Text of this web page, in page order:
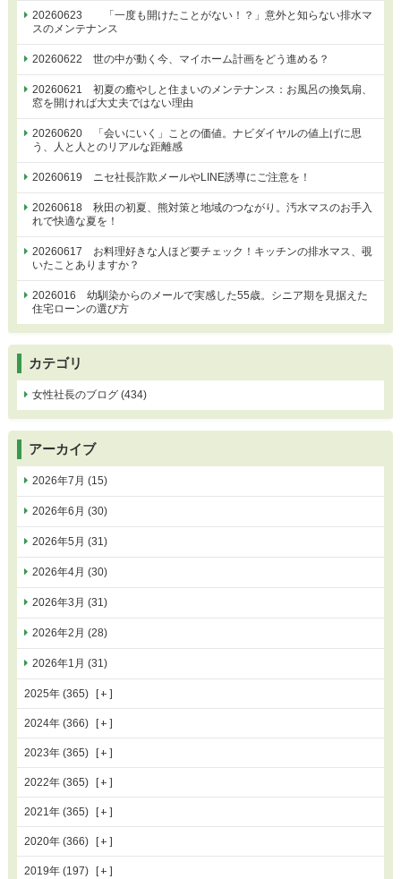
20260623 「一度も開けたことがない！？」意外と知らない排水マ
スのメンテナンス
20260622 世の中が動く今、マイホーム計画をどう進める？
20260621 初夏の癒やしと住まいのメンテナンス：お風呂の換気扇、
窓を開ければ大丈夫ではない理由
20260620 「会いにいく」ことの価値。ナビダイヤルの値上げに思
う、人と人とのリアルな距離感
20260619 ニセ社長詐欺メールやLINE誘導にご注意を！
20260618 秋田の初夏、熊対策と地域のつながり。汚水マスのお手入
れで快適な夏を！
20260617 お料理好きな人ほど要チェック！キッチンの排水マス、覗
いたことありますか？
2026016 幼馴染からのメールで実感した55歳。シニア期を見据えた
住宅ローンの選び方
カテゴリ
女性社長のブログ (434)
アーカイブ
2026年7月 (15)
2026年6月 (30)
2026年5月 (31)
2026年4月 (30)
2026年3月 (31)
2026年2月 (28)
2026年1月 (31)
2025年 (365)
2024年 (366)
2023年 (365)
2022年 (365)
2021年 (365)
2020年 (366)
2019年 (197)